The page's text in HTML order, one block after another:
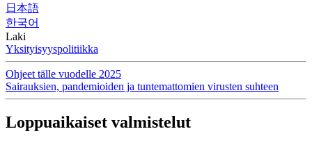
日本語
한국어
Laki
Yksityisyyspolitiikka
Ohjeet tälle vuodelle 2025
Sairauksien, pandemioiden ja tuntemattomien virusten suhteen
Loppuaikaiset valmistelut